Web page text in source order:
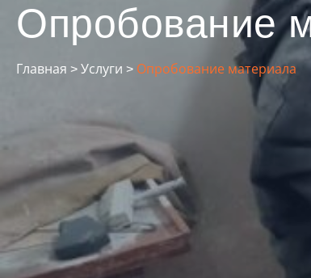
Опробование
Главная ˃Услуги ˃ Опробование материала